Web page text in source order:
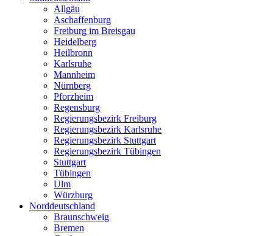
Allgäu
Aschaffenburg
Freiburg im Breisgau
Heidelberg
Heilbronn
Karlsruhe
Mannheim
Nürnberg
Pforzheim
Regensburg
Regierungsbezirk Freiburg
Regierungsbezirk Karlsruhe
Regierungsbezirk Stuttgart
Regierungsbezirk Tübingen
Stuttgart
Tübingen
Ulm
Würzburg
Norddeutschland
Braunschweig
Bremen